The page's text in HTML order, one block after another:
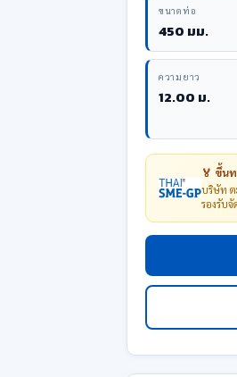
ขนาดท่อ
450 มม.
ความยาว
12.00 ม.
🏅 ขึ้น
บริษัท ต
รองรับ